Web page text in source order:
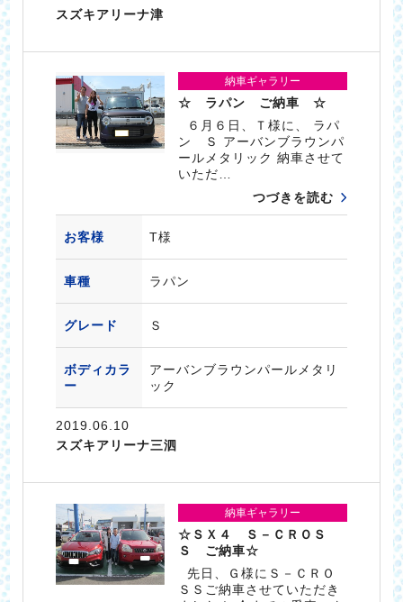
スズキアリーナ津
納車ギャラリー
☆ ラパン ご納車 ☆
６月６日、Ｔ様に、 ラパ
ン Ｓ アーバンブラウンパ
ールメタリック 納車させて
いただ…
つづきを読む
お客様 T様
車種 ラパン
グレード Ｓ
ボディカラ
ー
アーバンブラウンパールメタリ
ック
2019.06.10
スズキアリーナ三泗
納車ギャラリー
☆ＳＸ４ Ｓ－ＣＲＯＳ
Ｓ ご納車☆
先日、Ｇ様にＳ－ＣＲＯ
ＳＳご納車させていただき